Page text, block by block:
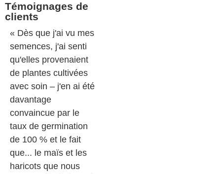
Témoignages de
clients
« Dès que j'ai vu mes
semences, j'ai senti
qu'elles provenaient
de plantes cultivées
avec soin – j'en ai été
davantage
convaincue par le
taux de germination
de 100 % et le fait
que... le maïs et les
haricots que nous